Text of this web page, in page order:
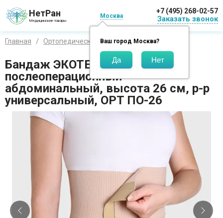
НетРан
Медицинские товары
Москва
Ваш город Москва?
+7 (495) 268-02-57
Заказать звонок
Главная Ортопедические изделия Экотен
Бандаж ЭКОТЕН
послеоперационный
абдоминальный, высота 26 см, р-р
универсальный, OPT ПО-26